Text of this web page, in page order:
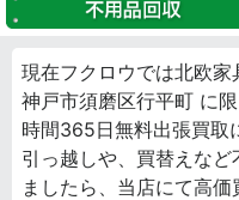
現在フクロウでは北欧家
神戸市須磨区行平町 に
時間365日無料出張買取
引っ越しや、買替えな
ましたら、当店にて高価